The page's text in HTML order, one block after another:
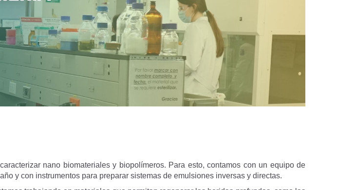
nano biomateriales y biopolímeros. Para esto, contamos con un equipo de
y con instrumentos para preparar sistemas de emulsiones inversas y directas.